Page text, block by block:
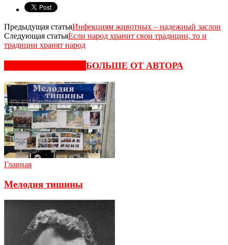
Предыдущая статьяИнфекциям животных – надежный заслон
Следующая статьяЕсли народ хранит свои традиции, то и
традиции хранят народ
БОЛЬШЕ ОТ АВТОРА
Главная
Мелодия тишины